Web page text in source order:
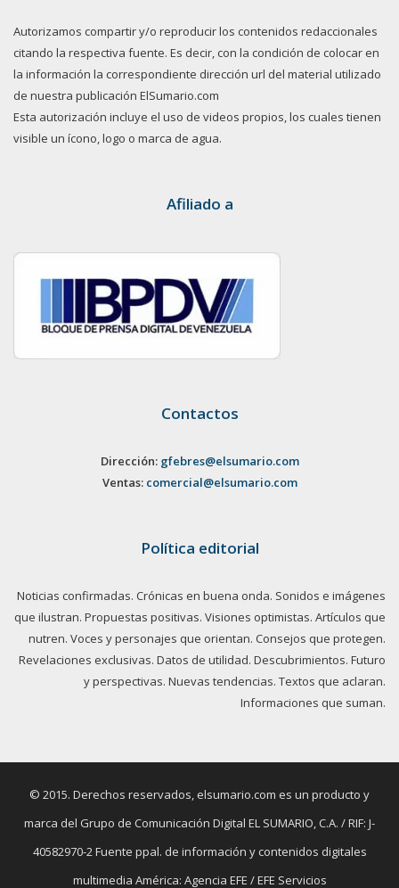
Autorizamos compartir y/o reproducir los contenidos redaccionales
citando la respectiva fuente. Es decir, con la condición de colocar en
la información la correspondiente dirección url del material utilizado
de nuestra publicación ElSumario.com
Esta autorización incluye el uso de videos propios, los cuales tienen
visible un ícono, logo o marca de agua.
Afiliado a
Contactos
Dirección: gfebres@elsumario.com
Ventas: comercial@elsumario.com
Política editorial
Noticias confirmadas. Crónicas en buena onda. Sonidos e imágenes
que ilustran. Propuestas positivas. Visiones optimistas. Artículos que
nutren. Voces y personajes que orientan. Consejos que protegen.
Revelaciones exclusivas. Datos de utilidad. Descubrimientos. Futuro
y perspectivas. Nuevas tendencias. Textos que aclaran.
Informaciones que suman.
© 2015. Derechos reservados, elsumario.com es un producto y
marca del Grupo de Comunicación Digital EL SUMARIO, C.A. / RIF: J-
40582970-2 Fuente ppal. de información y contenidos digitales
multimedia América: Agencia EFE / EFE Servicios